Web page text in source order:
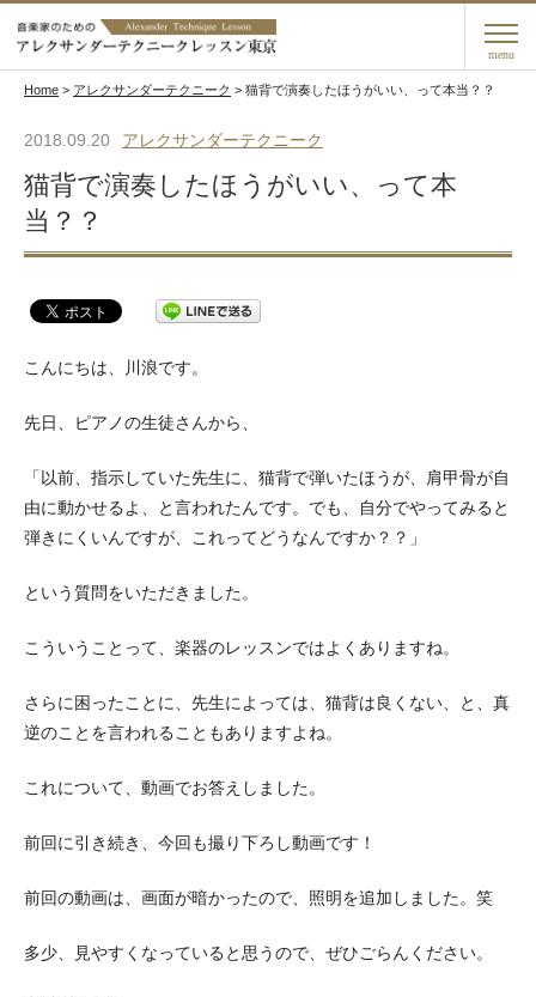
menu
Home > アレクサンダーテクニーク > 猫背で演奏したほうがいい、って本当？？
2018.09.20 アレクサンダーテクニーク
猫背で演奏したほうがいい、って本
当？？
こんにちは、川浪です。
先日、ピアノの生徒さんから、
「以前、指示していた先生に、猫背で弾いたほうが、肩甲骨が自
由に動かせるよ、と言われたんです。でも、自分でやってみると
弾きにくいんですが、これってどうなんですか？？」
という質問をいただきました。
こういうことって、楽器のレッスンではよくありますね。
さらに困ったことに、先生によっては、猫背は良くない、と、真
逆のことを言われることもありますよね。
これについて、動画でお答えしました。
前回に引き続き、今回も撮り下ろし動画です！
前回の動画は、画面が暗かったので、照明を追加しました。笑
多少、見やすくなっていると思うので、ぜひごらんください。